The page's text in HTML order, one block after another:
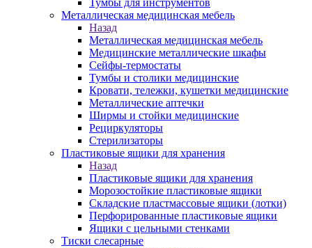
Тумбы для инструментов
Металлическая медицинская мебель
Назад
Металлическая медицинская мебель
Медицинские металлические шкафы
Сейфы-термостаты
Тумбы и столики медицинские
Кровати, тележки, кушетки медицинские
Металлические аптечки
Ширмы и стойки медицинские
Рециркуляторы
Стерилизаторы
Пластиковые ящики для хранения
Назад
Пластиковые ящики для хранения
Морозостойкие пластиковые ящики
Складские пластмассовые ящики (лотки)
Перфорированные пластиковые ящики
Ящики с цельными стенками
Тиски слесарные